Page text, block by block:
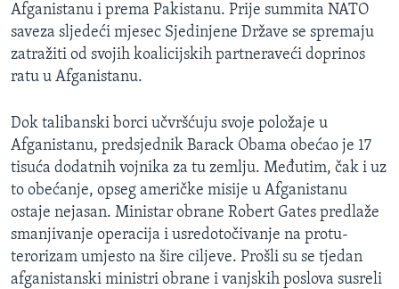
MAGAZIN
O GLASU AMERIKE
PRATITE NAS
Jezici
Afganistanu i prema Pakistanu. Prije summita NATO
saveza sljedeći mjesec Sjedinjene Države se spremaju
zatražiti od svojih koalicijskih partneraveći doprinos
ratu u Afganistanu.
Dok talibanski borci učvršćuju svoje položaje u
Afganistanu, predsjednik Barack Obama obećao je 17
tisuća dodatnih vojnika za tu zemlju. Međutim, čak i uz
to obećanje, opseg američke misije u Afganistanu
ostaje nejasan. Ministar obrane Robert Gates predlaže
smanjivanje operacija i usredotočivanje na protu-
terorizam umjesto na šire ciljeve. Prošli su se tjedan
afganistanski ministri obrane i vanjskih poslova susreli